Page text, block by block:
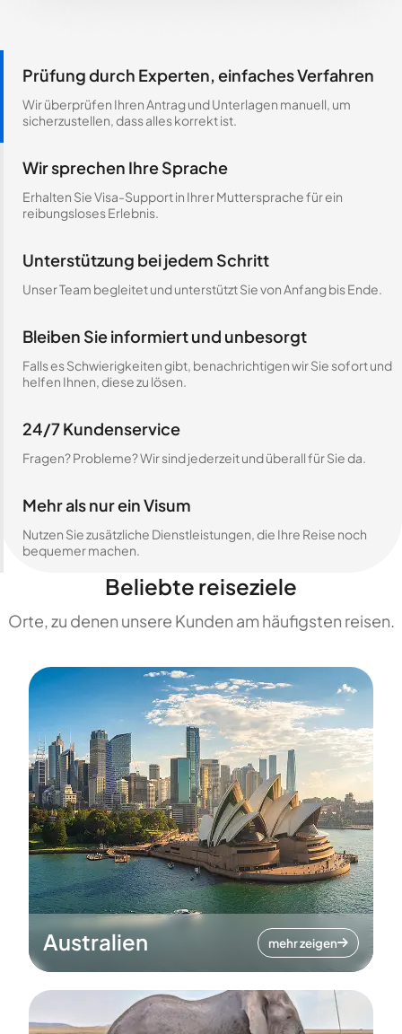
Prüfung durch Experten, einfaches Verfahren
Wir überprüfen Ihren Antrag und Unterlagen manuell, um
sicherzustellen, dass alles korrekt ist.
Wir sprechen Ihre Sprache
Erhalten Sie Visa-Support in Ihrer Muttersprache für ein
reibungsloses Erlebnis.
Unterstützung bei jedem Schritt
Unser Team begleitet und unterstützt Sie von Anfang bis Ende.
Bleiben Sie informiert und unbesorgt
Falls es Schwierigkeiten gibt, benachrichtigen wir Sie sofort und
helfen Ihnen, diese zu lösen.
24/7 Kundenservice
Fragen? Probleme? Wir sind jederzeit und überall für Sie da.
Mehr als nur ein Visum
Nutzen Sie zusätzliche Dienstleistungen, die Ihre Reise noch
bequemer machen.
Beliebte reiseziele
Orte, zu denen unsere Kunden am häufigsten reisen.
Australien mehr zeigen